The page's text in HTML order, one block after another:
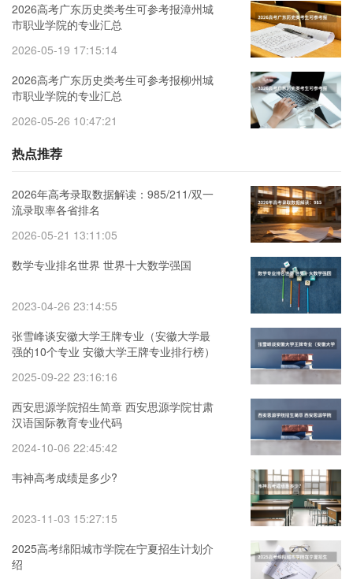
2026高考广东历史类考生可参考报漳州城
市职业学院的专业汇总
2026-05-19 17:15:14
2026高考广东历史类考生可参考报柳州城
市职业学院的专业汇总
2026-05-26 10:47:21
热点推荐
2026年高考录取数据解读：985/211/双一
流录取率各省排名
2026-05-21 13:11:05
数学专业排名世界 世界十大数学强国
2023-04-26 23:14:55
张雪峰谈安徽大学王牌专业（安徽大学最
强的10个专业 安徽大学王牌专业排行榜）
2025-09-22 23:16:16
西安思源学院招生简章 西安思源学院甘肃
汉语国际教育专业代码
2024-10-06 22:45:42
韦神高考成绩是多少?
2023-11-03 15:27:15
2025高考绵阳城市学院在宁夏招生计划介
绍